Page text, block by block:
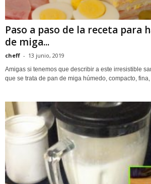
Paso a paso de la receta para
de miga...
cheff - 13 junio, 2019
Amigas si tenemos que describir a este irresistible
que se trata de pan de miga húmedo, compacto,